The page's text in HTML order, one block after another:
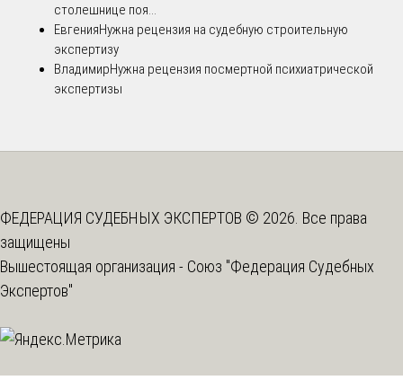
столешнице поя...
ЕвгенияНужна рецензия на судебную строительную
экспертизу
ВладимирНужна рецензия посмертной психиатрической
экспертизы
ФЕДЕРАЦИЯ СУДЕБНЫХ ЭКСПЕРТОВ © 2026. Все права
защищены
Вышестоящая организация - Союз "Федерация Судебных
Экспертов"